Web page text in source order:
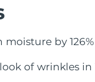
moisture by
of wrinkles in